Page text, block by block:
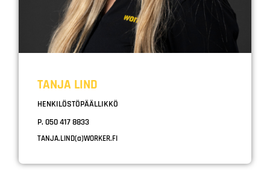
TANJA LIND
HENKILÖSTÖPÄÄLLIKKÖ
P. 050 417 8833
TANJA.LIND(a)WORKER.FI